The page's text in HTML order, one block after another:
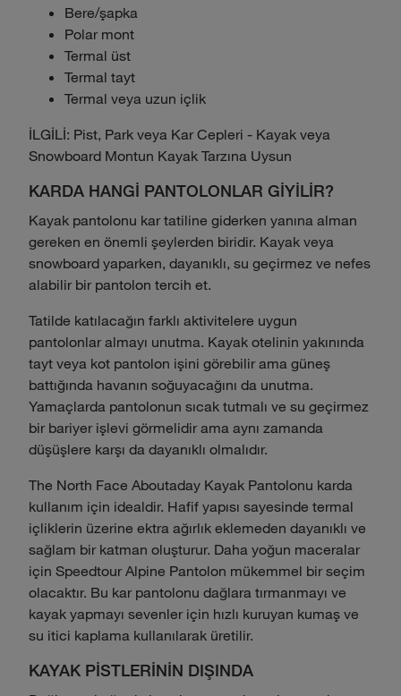
Bere/şapka
Polar mont
Termal üst
Termal tayt
Termal veya uzun içlik
İLGİLİ: Pist, Park veya Kar Cepleri - Kayak veya
Snowboard Montun Kayak Tarzına Uysun
KARDA HANGİ PANTOLONLAR GİYİLİR?
Kayak pantolonu kar tatiline giderken yanına alman
gereken en önemli şeylerden biridir. Kayak veya
snowboard yaparken, dayanıklı, su geçirmez ve nefes
alabilir bir pantolon tercih et.
Tatilde katılacağın farklı aktivitelere uygun
pantolonlar almayı unutma. Kayak otelinin yakınında
tayt veya kot pantolon işini görebilir ama güneş
battığında havanın soğuyacağını da unutma.
Yamaçlarda pantolonun sıcak tutmalı ve su geçirmez
bir bariyer işlevi görmelidir ama aynı zamanda
düşüşlere karşı da dayanıklı olmalıdır.
The North Face Aboutaday Kayak Pantolonu karda
kullanım için idealdir. Hafif yapısı sayesinde termal
içliklerin üzerine ektra ağırlık eklemeden dayanıklı ve
sağlam bir katman oluşturur. Daha yoğun maceralar
için Speedtour Alpine Pantolon mükemmel bir seçim
olacaktır. Bu kar pantolonu dağlara tırmanmayı ve
kayak yapmayı sevenler için hızlı kuruyan kumaş ve
su itici kaplama kullanılarak üretilir.
KAYAK PİSTLERİNİN DIŞINDA